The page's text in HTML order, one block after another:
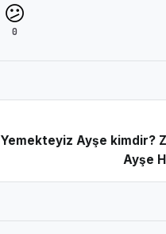
😕
0
Yemekteyiz Ayşe kimdir?
Ayşe